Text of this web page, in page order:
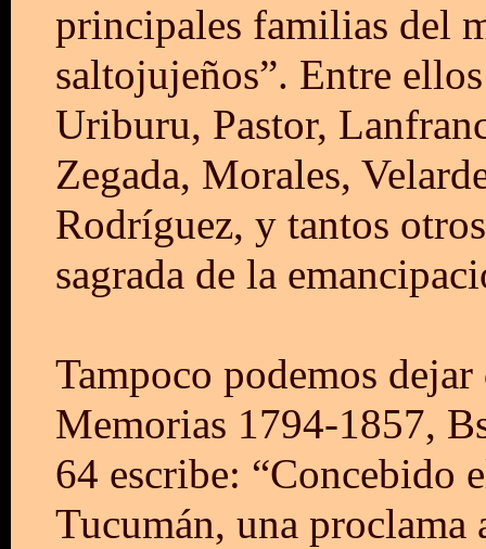
principales familias del
saltojujeños”. Entre
Uriburu, Pastor,
Zegada, Morales,
Rodríguez, y tantos
sagrada de la
Tampoco podemos
Memorias 1794-1857,
64 escribe: “Concebido
Tucumán, una